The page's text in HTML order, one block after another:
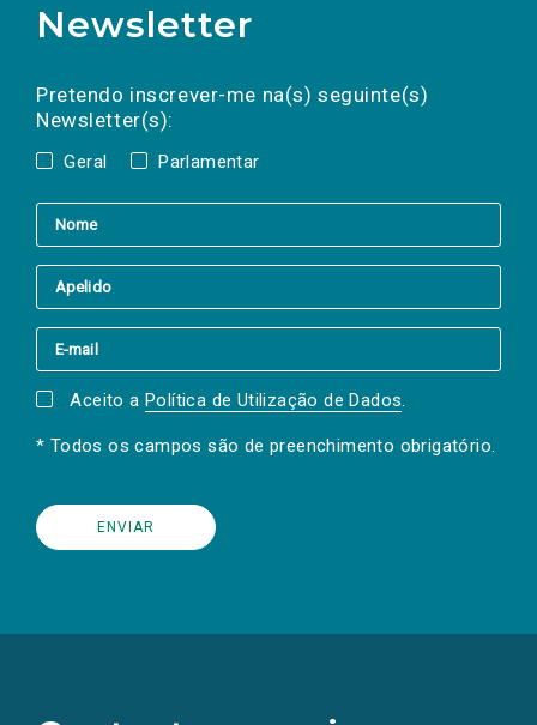
Newsletter
Pretendo inscrever-me na(s) seguinte(s)
Newsletter(s):
Geral Parlamentar
a(s) newsletter(s).
mail
Aceito a Política de Utilização de Dados.
* Todos os campos são de preenchimento obrigatório.